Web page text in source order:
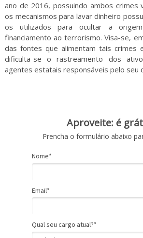
ano de 2016, possuindo ambos crimes
os mecanismos para lavar dinheiro
os utilizados para ocultar a
financiamento ao terrorismo. Visa-se,
das fontes que alimentam tais crimes
dificulta-se o rastreamento dos
agentes estatais responsáveis pelo seu
Aproveite: é
Prencha o formulário abaixo
Nome*
Email*
Qual seu cargo atual?*